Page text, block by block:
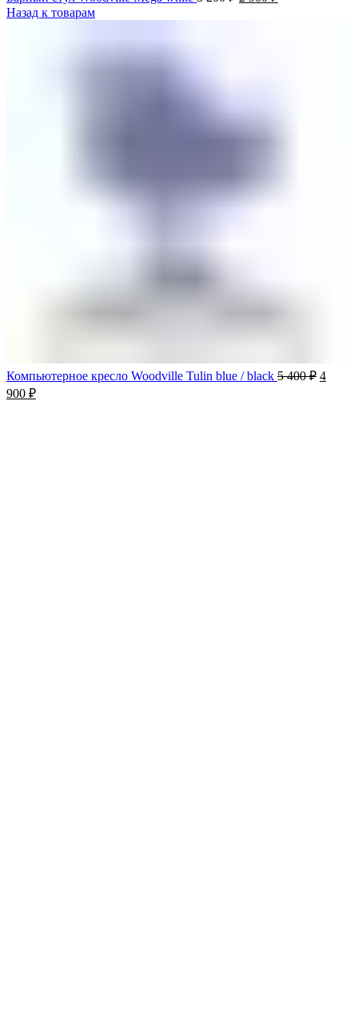
Назад к товарам
Компьютерное кресло Woodville Tulin blue / black 5 400₽ 4
900 ₽